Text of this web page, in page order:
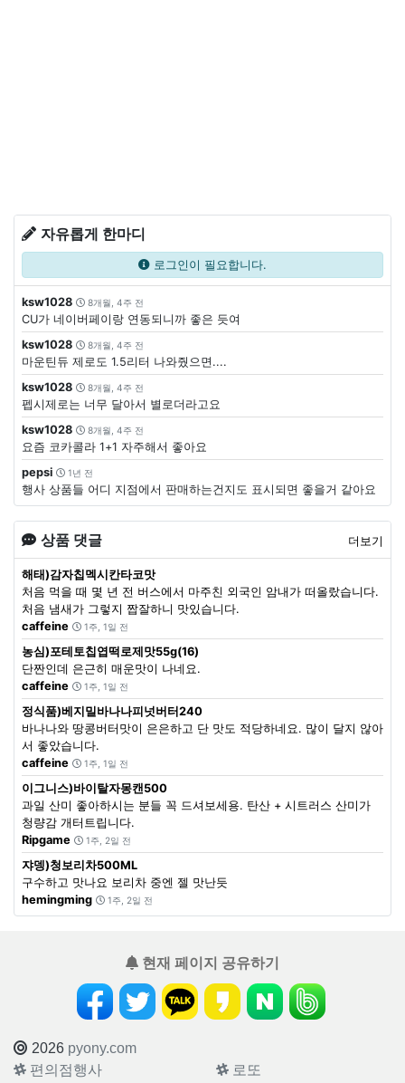
자유롭게 한마디
로그인이 필요합니다.
ksw1028 8개월, 4주 전
CU가 네이버페이랑 연동되니까 좋은 듯여
ksw1028
8개월, 4주 전
마운틴듀 제로도 1.5리터 나와줬으면....
ksw1028
8개월, 4주 전
펩시제로는 너무 달아서 별로더라고요
ksw1028
8개월, 4주 전
요즘 코카콜라 1+1 자주해서 좋아요
pepsi
1년 전
행사 상품들 어디 지점에서 판매하는건지도 표시되면 좋을거 같아요
상품 댓글 더보기
해태)감자칩멕시칸타코맛
처음 먹을 때 몇 년 전 버스에서 마주친 외국인 암내가 떠올랐습니다.
처음 냄새가 그렇지 짭잘하니 맛있습니다.
caffeine
1주, 1일 전
농심)포테토칩엽떡로제맛55g(16)
단짠인데 은근히 매운맛이 나네요.
caffeine
1주, 1일 전
정식품)베지밀바나나피넛버터240
바나나와 땅콩버터맛이 은은하고 단 맛도 적당하네요. 많이 달지 않아
서 좋았습니다.
caffeine
1주, 1일 전
이그니스)바이탈자몽캔500
과일 산미 좋아하시는 분들 꼭 드셔보세용. 탄산 + 시트러스 산미가
청량감 개터트립니다.
Ripgame
1주, 2일 전
쟈뎅)청보리차500ML
구수하고 맛나요 보리차 중엔 젤 맛난듯
hemingming
1주, 2일 전
현재 페이지 공유하기
2026 pyony.com
편의점행사
로또